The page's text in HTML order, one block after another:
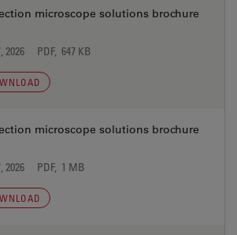
microscope solutions brochure
2026 PDF, 647 KB
microscope solutions brochure
2026 PDF, 1 MB